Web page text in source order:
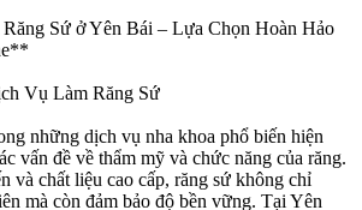
Sứ ở Yên Bái – Lựa Chọn Hoàn Hảo
Vụ Làm Răng Sứ
những dịch vụ nha khoa phổ biến hiện
vấn đề về thẩm mỹ và chức năng của răng.
và chất liệu cao cấp, răng sứ không chỉ
mà còn đảm bảo độ bền vững. Tại Yên